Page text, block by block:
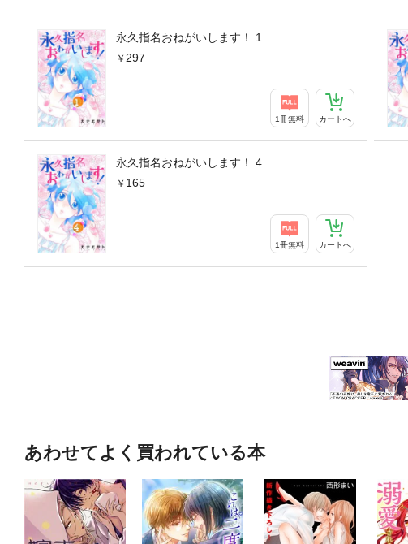
永久指名おねがいします！ 1
297
1冊無料 カートへ
永久指名おねがいします！ 4
165
1冊無料 カートへ
あわせてよく買われている本